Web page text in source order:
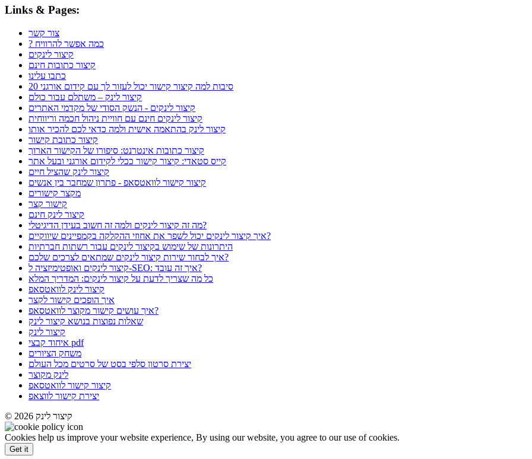
Links & Pages:
צור קשר
? כמה אפשר להרוויח
קיצור לינקים
קיצור כתובות חינם
כתבו עלינו
20 סיבות למה קיצור קישור יכול לעזור לך עם קידום אורגני
קיצור לינק – משתלם עבור כולם
קיצור לינקים - הנשק הסודי של מקדמי האתרים
קיצור לינקים חינם עם חוויית ניהול חכמה וריווחית
קיצור לינק בהתאמה אישית ולמה כדאי לכם להכיר אותו
קיצור כתובת קישור
קיצור כתובות אינטרנט: סיפורו של הקישור הארוך
קייס סטאדי: קיצור קישור ככלי לקידום אורגני ובעל אתר
קיצור לינק שהציל חיים
קיצור קישור לוואטסאפ - פתרון שמחבר בין אנשים
מקצר קישורים
קישור קצר
קיצור לינק חינם
מה זה קיצור לינקים ולמה זה חשוב בעידן הדיגיטלי?
איך קיצור לינקים יכול לשפר את אחוזי ההקלקה בקמפיינים שיווקיים?
היתרונות של שימוש בקיצור לינקים עבור רשתות חברתיות
איך לבחור שירות קיצור לינקים שמתאים לצרכים שלכם?
קיצור לינקים ואופטימיזציה ל-SEO: איך זה עובד?
כל מה שצריך לדעת על קיצור לינקים: המדריך המלא
קיצור לינק לוואטסאפ
איך הופכים קישור לקצר
איך עושים קישור מקוצר לוואטסאפ?
שאלות נפוצות בנושא קיצור לינק
קיצור לינק
איחוד קבצי pdf
משחק הציורים
יצירת סרטון סלפי בסט של סרטים מכל העולם
לינק מקוצר
קיצור קישור לוואטסאפ
יצירת קישור לווצאפ
© 2026 קיצור לינק
Cookies help us improve your website experience, By using our website, you agree to our use of cookies.
Get it